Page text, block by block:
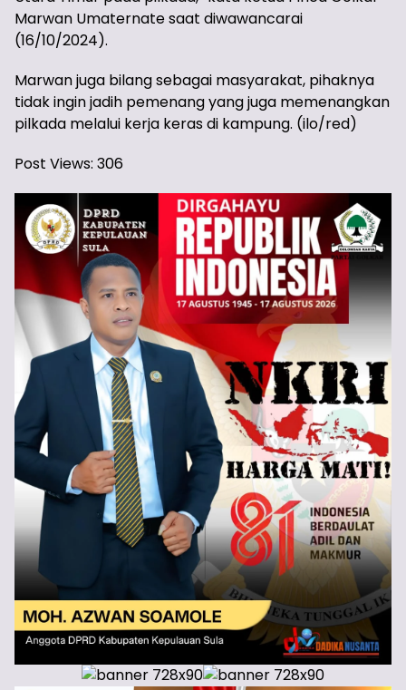
Marwan Umaternate saat diwawancarai
(16/10/2024).
Marwan juga bilang sebagai masyarakat, pihaknya
tidak ingin jadih pemenang yang juga memenangkan
pilkada melalui kerja keras di kampung. (ilo/red)
Post Views: 306